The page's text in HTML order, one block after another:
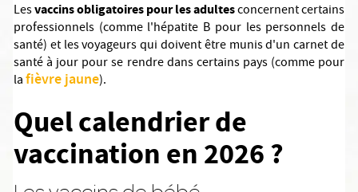
Lesvaccins obligatoires pour les adultesconcernent certains
professionnels (comme l'hépatite B pour les personnels de
santé) et les voyageurs qui doivent être munis d'un carnet de
santé à jour pour se rendre dans certains pays (comme pour
lafièvre jaune).
Quel calendrier de
vaccination en 2026 ?